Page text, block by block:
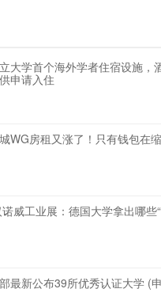
大学首个海外学者住宿设施，
申请入住
WG房租又涨了！只有钱包
威工业展：德国大学拿出哪些
最新公布39所优秀认证大学 (